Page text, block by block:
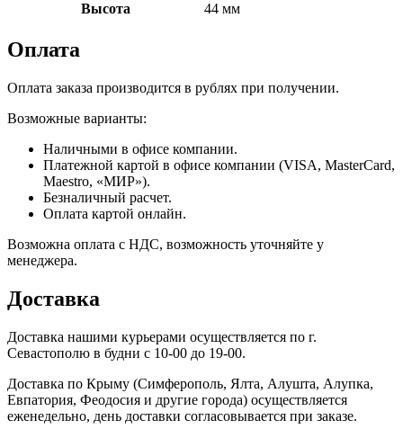
Высота
44 мм
Оплата
Оплата заказа производится в рублях при получении.
Возможные варианты:
Наличными в офисе компании.
Платежной картой в офисе компании (VISA, MasterCard,
Maestro, «МИР»).
Безналичный расчет.
Оплата картой онлайн.
Возможна оплата с НДС, возможность уточняйте у
менеджера.
Доставка
Доставка нашими курьерами осуществляется по г.
Севастополю в будни с 10-00 до 19-00.
Доставка по Крыму (Симферополь, Ялта, Алушта, Алупка,
Евпатория, Феодосия и другие города) осуществляется
еженедельно, день доставки согласовывается при заказе.